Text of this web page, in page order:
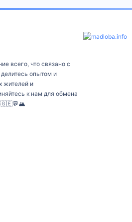
всего, что связано с
опытом и
жителей и
к нам для обмена
🇬🇪💬🏔️